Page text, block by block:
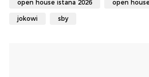
open house istana 2026 open
jokowi sby